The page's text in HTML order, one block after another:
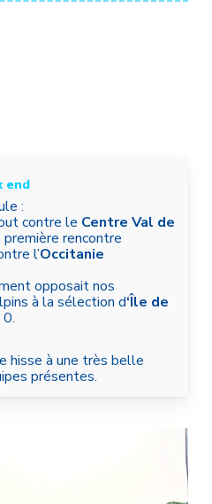
end
:
contre le Centre Val de
rencontre
l’Occitanie
opposait nos
à la sélection d‘Île de
hisse à une très belle
présentes.